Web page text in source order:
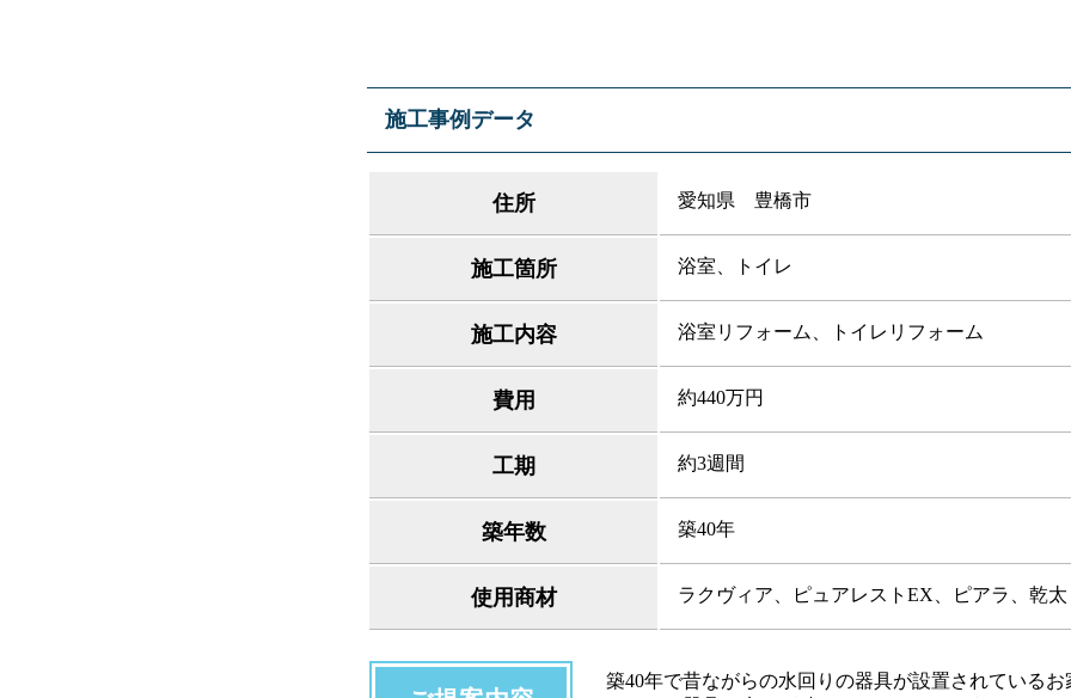
施工事例データ
住所 愛知県 豊橋市
施工箇所 浴室、トイレ
施工内容 浴室リフォーム、トイレリフォーム
費用 約440万円
工期 約3週間
築年数 築40年
使用商材 ラクヴィア、ピュアレストEX、ピアラ、乾太
築40年で昔ながらの水回りの器具が設置されているお